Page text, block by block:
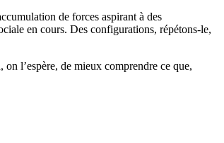
de forces aspirant à des
en cours. Des configurations, répétons-le,
on l’espère, de mieux comprendre ce que,